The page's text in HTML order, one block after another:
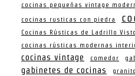
cocinas pequeñas vintage
cocinas rusticas con piedra
Cocinas Rústicas de Ladrillo Visto
cocinas rústicas modernas
cocinas vintage
comedor
gabinetes de cocinas granito